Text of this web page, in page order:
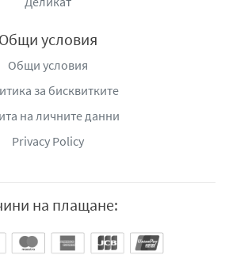
Общи условия
Общи условия
за бисквитките
на личните данни
Privacy Policy
на плащане: